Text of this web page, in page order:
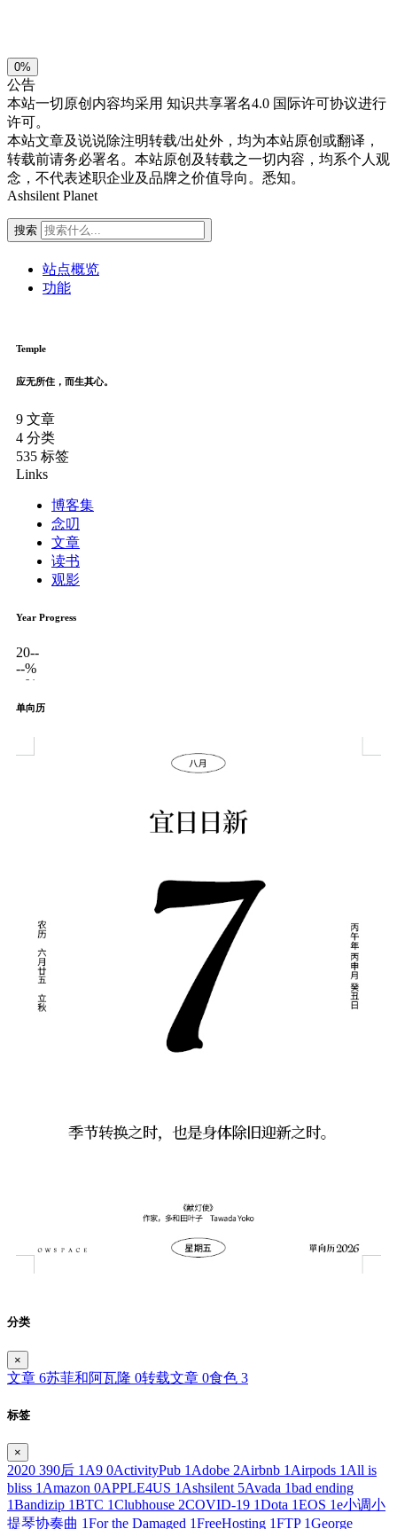
0%
公告
本站一切原创内容均采用 知识共享署名4.0 国际许可协议进行
许可。
本站文章及说说除注明转载/出处外，均为本站原创或翻译，
转载前请务必署名。本站原创及转载之一切内容，均系个人观
念，不代表述职企业及品牌之价值导向。悉知。
Ashsilent Planet
搜索
站点概览
功能
Temple
应无所住，而生其心。
9 文章
4 分类
535 标签
Links
博客集
念叨
文章
读书
观影
Year Progress
20--
--%
--%
单向历
分类
×
文章 6苏菲和阿瓦隆 0转载文章 0食色 3
标签
×
2020 390后 1 A9 0ActivityPub 1 Adobe 2Airbnb 1 Airpods 1 All is
bliss 1 Amazon 0APPLE4US 1 Ashsilent 5Avada 1bad ending
1Bandizip 1BTC 1Clubhouse 2COVID-19 1Dota 1EOS 1e小调小
提琴协奏曲 1For the Damaged 1FreeHosting 1FTP 1George